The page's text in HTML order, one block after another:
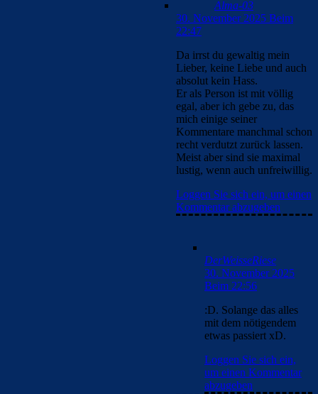
mit dem nötigendem
etwas passiert xD.
um einen Kommentar
abzugeben
FC_Barcelona1
30. November 2025 Beim 22:52
Du hast vielfach bewiesen, dass du
der dümmste hier bist. mach dir nix
Loggen Sie sich ein, um einen
FC_Barcelona1
30. November 2025 Beim
@alma0814….die 14
der nächste Beweis, dass du
ein Nullchecker bist.
Und Gratulation zum Punkt.
Loggen Sie sich ein, um einen
Kommentar abzugeben
30. November 2025 Beim